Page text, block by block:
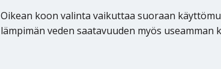
Oikean koon valinta vaikuttaa suoraan
lämpimän veden saatavuuden myös